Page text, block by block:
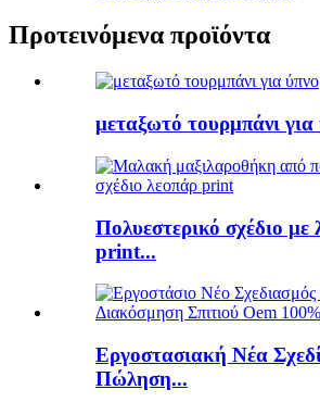
Προτεινόμενα προϊόντα
μεταξωτό τουρμπάνι για
Πολυεστερικό σχέδιο με
print...
Εργοστασιακή Νέα
Πώληση...